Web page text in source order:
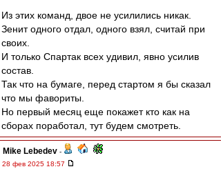
Из этих команд, двое не усилились никак.
Зенит одного отдал, одного взял, считай при
своих.
И только Спартак всех удивил, явно усилив
состав.
Так что на бумаге, перед стартом я бы сказал
что мы фавориты.
Но первый месяц еще покажет кто как на
сборах поработал, тут будем смотреть.
Mike Lebedev -
28 фев 2025 18:57